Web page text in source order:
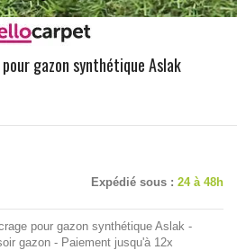
gazon synthétique Aslak
Expédié sous : 24 à 48h
pour gazon synthétique Aslak -
gazon - Paiement jusqu'à 12x